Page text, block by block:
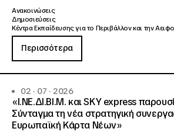
Ανακοινώσεις
Δημοσιεύσεις
Κέντρα Εκπαίδευσης για το Περιβάλλον και την
Περισσότερα
02 · 07 · 2026
«Ι.ΝΕ.ΔΙ.ΒΙ.Μ. και SKY express
Σύνταγμα τη νέα στρατηγική
Ευρωπαϊκή Κάρτα Νέων»